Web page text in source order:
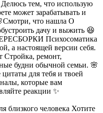
тем, что использую
может зарабатывать и
что нашла О
дачу и выжить 😆
Психосоматика
а настоящей версии себя.
Стройка, ремонт,
будни обычной семьи. 🌸
для тебя и твоей
которые вам
реакции ✨
близкого человека Хотите